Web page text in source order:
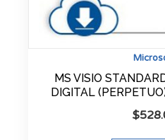
MS VISIO
DIGITAL
$